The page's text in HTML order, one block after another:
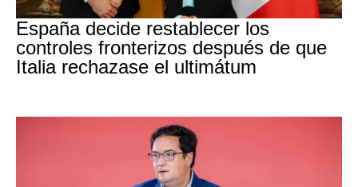
CRISIS MIGRATORIA
España decide restablecer los
controles fronterizos después de que
Italia rechazase el ultimátum